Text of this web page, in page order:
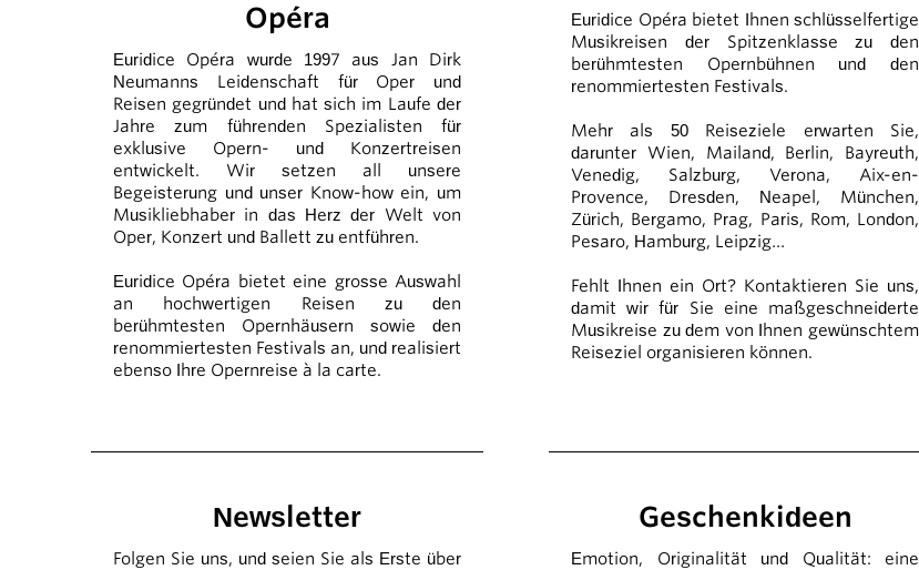
Opéra
Euridice Opéra wurde 1997 aus Jan Dirk
Neumanns Leidenschaft für Oper und
Reisen gegründet und hat sich im Laufe der
Jahre zum führenden Spezialisten für
exklusive Opern- und Konzertreisen
entwickelt. Wir setzen all unsere
Begeisterung und unser Know-how ein, um
Musikliebhaber in das Herz der Welt von
Oper, Konzert und Ballett zu entführen.
Euridice Opéra bietet eine grosse Auswahl
an hochwertigen Reisen zu den
berühmtesten Opernhäusern sowie den
renommiertesten Festivals an, und realisiert
ebenso Ihre Opernreise à la carte.
Euridice Opéra bietet Ihnen schlüsselfertige
Musikreisen der Spitzenklasse zu den
berühmtesten Opernbühnen und den
renommiertesten Festivals.
Mehr als 50 Reiseziele erwarten Sie,
darunter Wien, Mailand, Berlin, Bayreuth,
Venedig, Salzburg, Verona, Aix-en-
Provence, Dresden, Neapel, München,
Zürich, Bergamo, Prag, Paris, Rom, London,
Pesaro, Hamburg, Leipzig…
Fehlt Ihnen ein Ort? Kontaktieren Sie uns,
damit wir für Sie eine maßgeschneiderte
Musikreise zu dem von Ihnen gewünschtem
Reiseziel organisieren können.
Newsletter
Folgen Sie uns, und seien Sie als Erste über
Geschenkideen
Emotion, Originalität und Qualität: eine